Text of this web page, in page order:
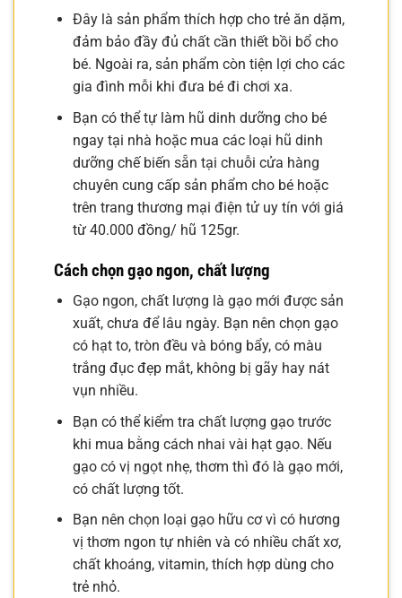
Đây là sản phẩm thích hợp cho trẻ ăn dặm,
đảm bảo đầy đủ chất cần thiết bồi bổ cho
bé. Ngoài ra, sản phẩm còn tiện lợi cho các
gia đình mỗi khi đưa bé đi chơi xa.
Bạn có thể tự làm hũ dinh dưỡng cho bé
ngay tại nhà hoặc mua các loại hũ dinh
dưỡng chế biến sẵn tại chuỗi cửa hàng
chuyên cung cấp sản phẩm cho bé hoặc
trên trang thương mại điện tử uy tín với giá
từ 40.000 đồng/ hũ 125gr.
Cách chọn gạo ngon, chất lượng
Gạo ngon, chất lượng là gạo mới được sản
xuất, chưa để lâu ngày. Bạn nên chọn gạo
có hạt to, tròn đều và bóng bẩy, có màu
trắng đục đẹp mắt, không bị gãy hay nát
vụn nhiều.
Bạn có thể kiểm tra chất lượng gạo trước
khi mua bằng cách nhai vài hạt gạo. Nếu
gạo có vị ngọt nhẹ, thơm thì đó là gạo mới,
có chất lượng tốt.
Bạn nên chọn loại gạo hữu cơ vì có hương
vị thơm ngon tự nhiên và có nhiều chất xơ,
chất khoáng, vitamin, thích hợp dùng cho
trẻ nhỏ.